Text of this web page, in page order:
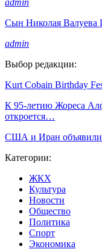
Сын Николая Валуева
admin
Выбор редакции:
Kurt Cobain Birthday
К 95-летию Жореса
откроется…
США и Иран объявили
Категории:
ЖКХ
Культура
Новости
Общество
Политика
Спорт
Экономика